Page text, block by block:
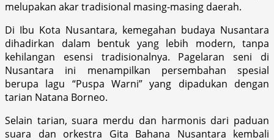
melupakan akar tradisional masing-masing daerah.
Di Ibu Kota Nusantara, kemegahan budaya Nusantara
dihadirkan dalam bentuk yang lebih modern, tanpa
kehilangan esensi tradisionalnya. Pagelaran seni di
Nusantara ini menampilkan persembahan spesial
berupa lagu “Puspa Warni” yang dipadukan dengan
tarian Natana Borneo.
Selain tarian, suara merdu dan harmonis dari paduan
suara dan orkestra Gita Bahana Nusantara kembali